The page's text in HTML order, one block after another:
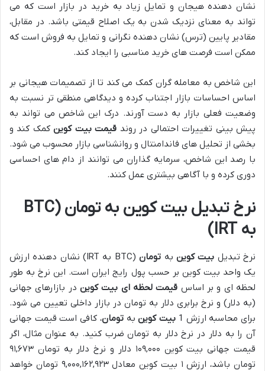
نشان دهنده هیجان و تمایل زیاد به خرید در بازار است که می
تواند به معنای نزدیک شدن به یک اصلاح قیمتی باشد. در مقابل،
مقادیر پایین (ترس) نشان دهنده نگرانی و تمایل به فروش است که
ممکن است فرصت های خرید مناسبی را ایجاد کند.
این شاخص به معامله گران کمک می کند تا از تصمیمات هیجانی بر
اساس احساسات بازار اجتناب کرده و دیدگاهی منطقی تر نسبت به
وضعیت فعلی بازار به دست آورند. درک این شاخص می تواند به
پیش بینی تغییرات احتمالی در روند قیمت بیت کوینکمک کند و
بخشی از تحلیل های فاندامنتال و روانشناسی بازار محسوب می شود.
با رصد این شاخص، سرمایه گذاران می توانند از دام های احساسی
دوری کرده و با آگاهی بیشتری عمل کنند.
نرخ تبدیل بیت کوین به تومان (BTC
به IRT)
نرخ تبدیل بیت کوین به تومان
(BTC به IRT) نشان دهنده ارزش
یک واحد بیت کوین بر حسب پول رایج ایران است. این نرخ به طور
لحظه ای و بر اساس قیمت لحظه ای بیت کوین در بازارهای جهانی
(به دلار) و نرخ برابری دلار به تومان در بازار داخلی تعیین می شود.
برای محاسبه ارزش 1
بیت کوینبهتومان، کافی است قیمت جهانی
آن را به دلار در نرخ دلار به تومان ضرب کنید. به عنوان مثال، اگر
قیمت جهانی بیت کوین ۱۰۹,۰۰۰ دلار و نرخ دلار به تومان ۹۱,۶۷۳
تومان باشد، ارزش ۱ بیت کوین معادل ۹,۰۰۰,۱۶۲,۹۲۳ تومان خواهد